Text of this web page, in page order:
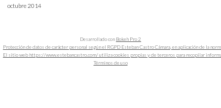
octubre 2014
Desarrollado con Bokeh Pro 2
Protección de datos de carácter personal según el RGPD Esteban Castro Cámara, en aplicación de la
El sitio web https://www.estebancastro.com/ utiliza cookies propias y de terceros para recopilar
Términos de uso